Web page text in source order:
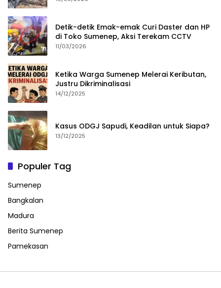
Detik-detik Emak-emak Curi Daster dan HP
di Toko Sumenep, Aksi Terekam CCTV
11/03/2026
Ketika Warga Sumenep Melerai Keributan,
Justru Dikriminalisasi
14/12/2025
Kasus ODGJ Sapudi, Keadilan untuk Siapa?
13/12/2025
Populer Tag
Sumenep
Bangkalan
Madura
Berita Sumenep
Pamekasan